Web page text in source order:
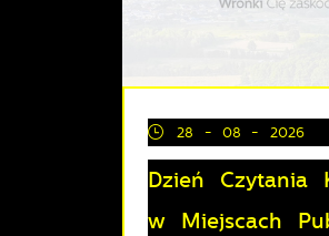
28 - 08 - 2026
Dzień Czytania
w Miejscach